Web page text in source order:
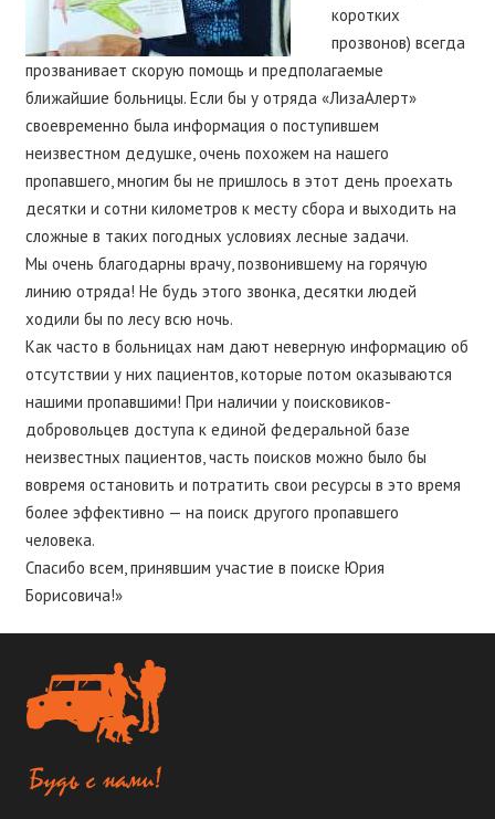
коротких
прозвонов) всегда
прозванивает скорую помощь и предполагаемые
ближайшие больницы. Если бы у отряда «ЛизаАлерт»
своевременно была информация о поступившем
неизвестном дедушке, очень похожем на нашего
пропавшего, многим бы не пришлось в этот день проехать
десятки и сотни километров к месту сбора и выходить на
сложные в таких погодных условиях лесные задачи.
Мы очень благодарны врачу, позвонившему на горячую
линию отряда! Не будь этого звонка, десятки людей
ходили бы по лесу всю ночь.
Как часто в больницах нам дают неверную информацию об
отсутствии у них пациентов, которые потом оказываются
нашими пропавшими! При наличии у поисковиков-
добровольцев доступа к единой федеральной базе
неизвестных пациентов, часть поисков можно было бы
вовремя остановить и потратить свои ресурсы в это время
более эффективно — на поиск другого пропавшего
человека.
Спасибо всем, принявшим участие в поиске Юрия
Борисовича!»